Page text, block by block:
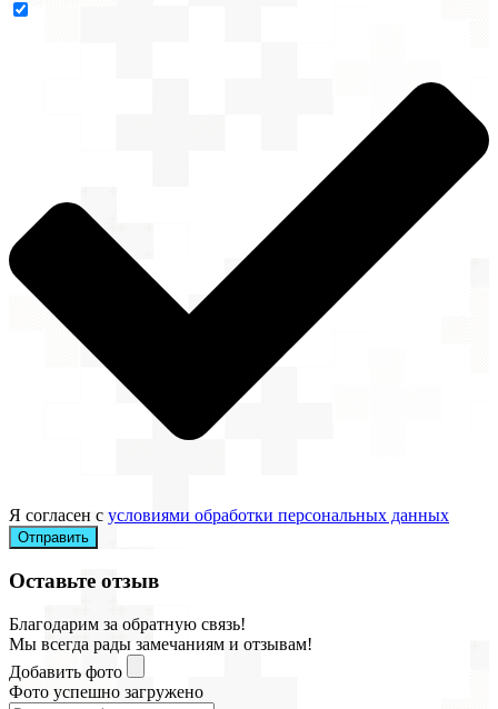
Я согласен с условиями обработки персональных данных
Отправить
Оставьте отзыв
Благодарим за обратную связь!
Мы всегда рады замечаниям и отзывам!
Добавить фото
Фото успешно загружено